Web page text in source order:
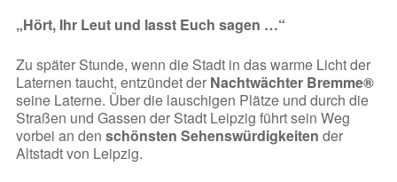
„Hört, Ihr Leut und lasst Euch sagen …“
Zu später Stunde, wenn die Stadt in das warme Licht der
Laternen taucht, entzündet der Nachtwächter Bremme®
seine Laterne. Über die lauschigen Plätze und durch die
Straßen und Gassen der Stadt Leipzig führt sein Weg
vorbei an den schönsten Sehenswürdigkeiten der
Altstadt von Leipzig.